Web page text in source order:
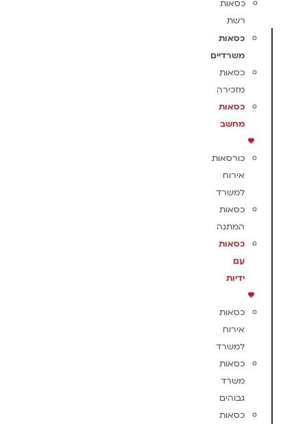
כסאות
רשת
כסאות
משרדיים
כסאות
מזכירה
כסאות
מחשב
כורסאות
אירוח
למשרד
כסאות
המתנה
כסאות
עם
ידיות
כסאות
אירוח
למשרד
כסאות
משרד
גבוהים
כסאות